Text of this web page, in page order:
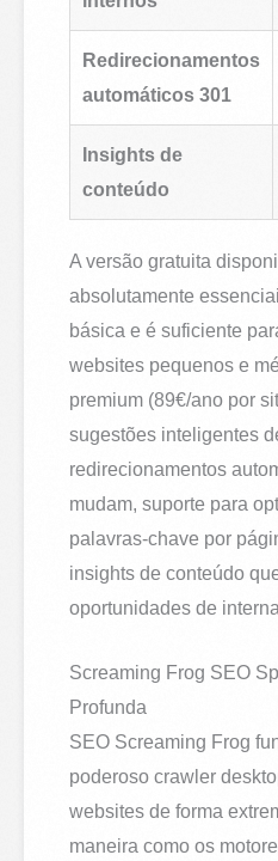
Redirecionamentos
automáticos 301
Insights de
conteúdo
A versão gratuita
absolutamente
básica e é suficiente
websites pequenos e
premium (89€/ano por
sugestões inteligentes
redirecionamentos
mudam, suporte para
palavras-chave por
insights de conteúdo
oportunidades de
Screaming Frog SEO
Profunda
SEO Screaming Frog
poderoso crawler
websites de forma
maneira como os